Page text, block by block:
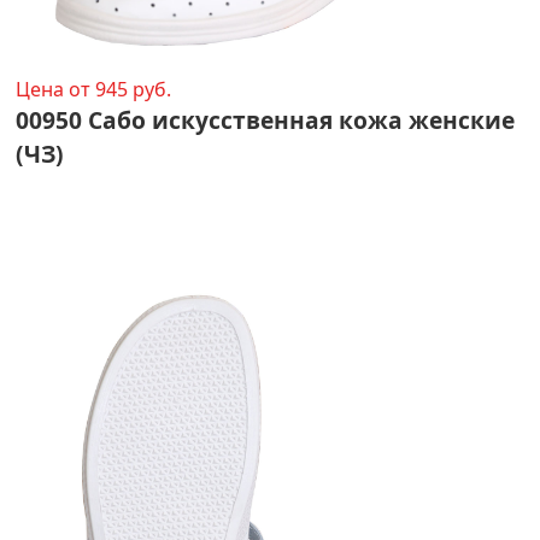
Цена от 945 руб.
00950 Сабо искусственная кожа женские
(ЧЗ)